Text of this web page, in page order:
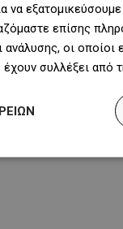
να
επίσης
ανάλυσης, οι
συλλέξει